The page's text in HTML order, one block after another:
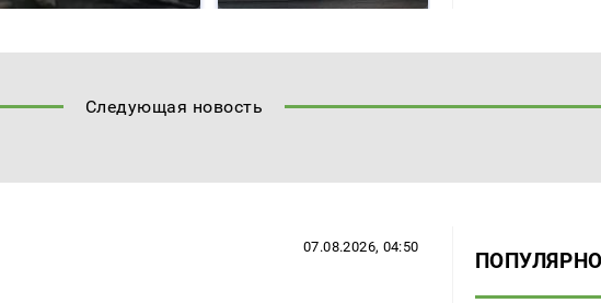
Следующая новость
07.08.2026, 04:50